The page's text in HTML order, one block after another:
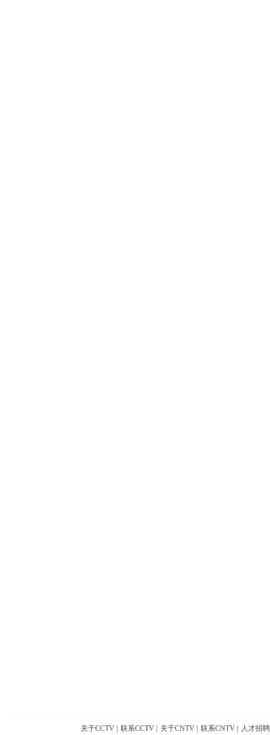
关于CCTV 联系CCTV 关于CNTV 联系CNTV 人才招聘